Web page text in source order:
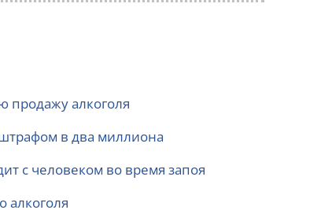
продажу алкоголя
штрафом в два миллиона
с человеком во время запоя
алкоголя